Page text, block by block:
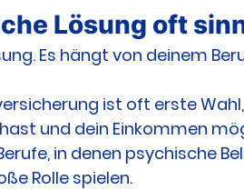
Lösung oft
Es hängt von deinem
ist oft erste
und dein Einkommen
in denen psychische
Rolle spielen.